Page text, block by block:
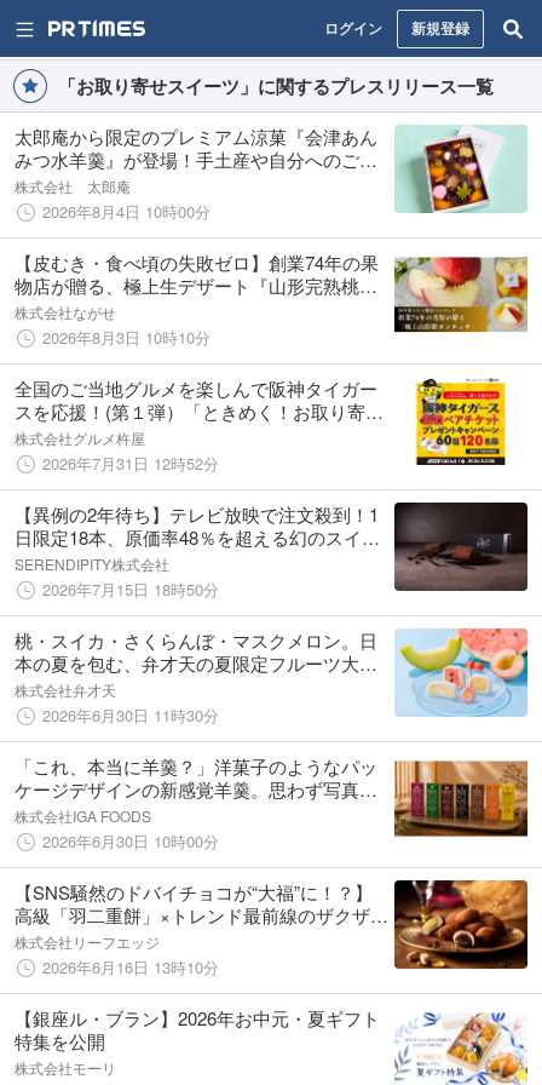
ログイン 新規登録
「お取り寄せスイーツ」に関するプレスリリース一覧
太郎庵から限定のプレミアム涼菓『会津あん
みつ水羊羹』が登場！手土産や自分へのご褒
美にぴったりな箱詰めスイーツを発売
株式会社 太郎庵
2026年8月4日 10時00分
【皮むき・食べ頃の失敗ゼロ】創業74年の果
物店が贈る、極上生デザート『山形完熟桃の
フルーツポンチッチ』2026年8月3日Makuake
限定発売
株式会社ながせ
2026年8月3日 10時10分
全国のご当地グルメを楽しんで阪神タイガー
スを応援！(第１弾）「ときめく！お取り寄
せ」×阪神タイガース 観戦ペアチケットプレ
ゼントキャンペーン開催
株式会社グルメ杵屋
2026年7月31日 12時52分
【異例の2年待ち】テレビ放映で注文殺到！1
日限定18本、原価率48％を超える幻のスイー
ツ「THE chocola」。“常識を覆す食感”のため
にすべてを1人で手作りし続ける、ある職人の
覚悟。
SERENDIPITY株式会社
2026年7月15日 18時50分
桃・スイカ・さくらんぼ・マスクメロン。日
本の夏を包む、弁才天の夏限定フルーツ大福
セット発売
株式会社弁才天
2026年6月30日 11時30分
「これ、本当に羊羹？」洋菓子のようなパッ
ケージデザインの新感覚羊羹。思わず写真を
撮りたくなる“一口フレーバー羊羹”全7種
株式会社IGA FOODS
2026年6月30日 10時00分
【SNS騒然のドバイチョコが“大福”に！？】
高級「羽二重餅」×トレンド最前線のザクザク
食感。新感覚の和洋折衷スイーツ『モチリッ
シュ（Mochiriche）』が健康茶通販「ふくち
ゃ」から新発売！
株式会社リーフエッジ
2026年6月16日 13時10分
【銀座ル・ブラン】2026年お中元・夏ギフト
特集を公開
株式会社モーリ